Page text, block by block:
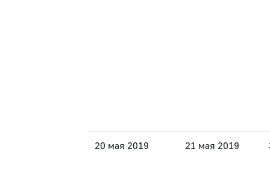
20 мая 2019 21 мая 2019